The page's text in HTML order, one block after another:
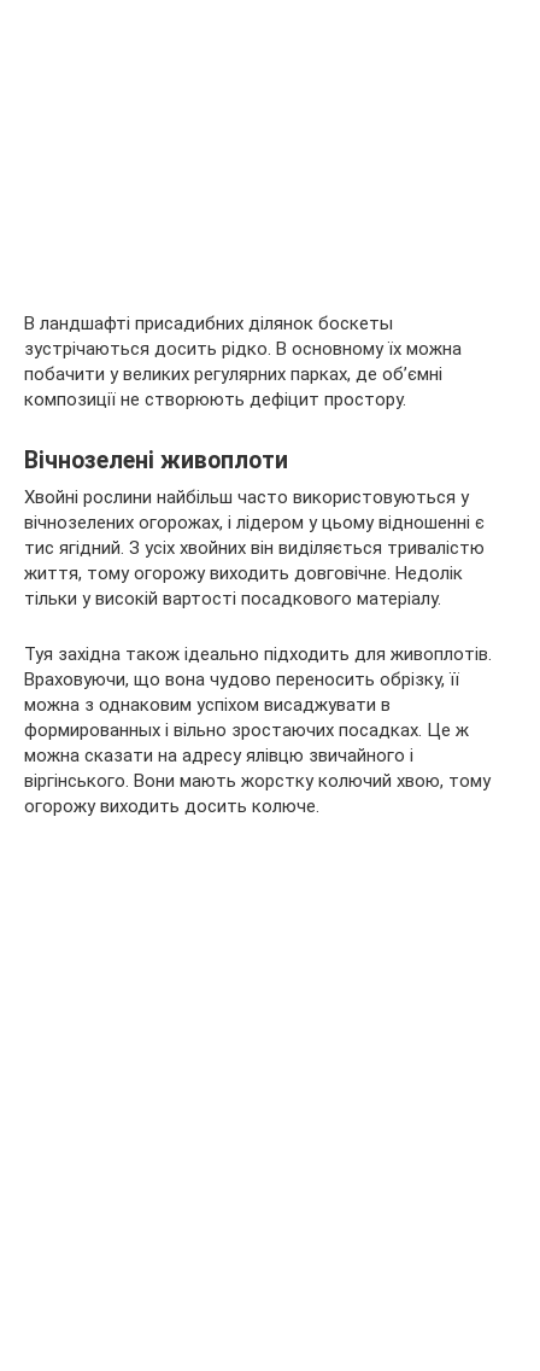
В ландшафті присадибних ділянок боскеты
зустрічаються досить рідко. В основному їх можна
побачити у великих регулярних парках, де об’ємні
композиції не створюють дефіцит простору.
Вічнозелені живоплоти
Хвойні рослини найбільш часто використовуються у
вічнозелених огорожах, і лідером у цьому відношенні є
тис ягідний. З усіх хвойних він виділяється тривалістю
життя, тому огорожу виходить довговічне. Недолік
тільки у високій вартості посадкового матеріалу.
Туя західна також ідеально підходить для живоплотів.
Враховуючи, що вона чудово переносить обрізку, її
можна з однаковим успіхом висаджувати в
формированных і вільно зростаючих посадках. Це ж
можна сказати на адресу ялівцю звичайного і
віргінського. Вони мають жорстку колючий хвою, тому
огорожу виходить досить колюче.